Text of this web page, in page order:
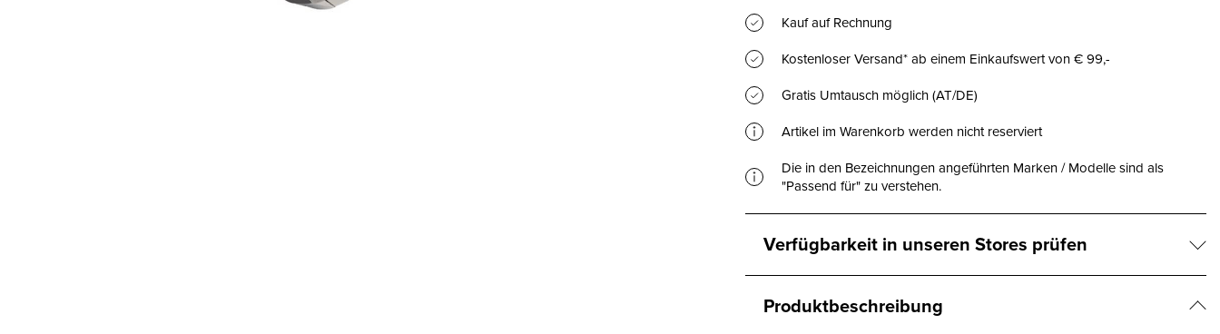
Kauf auf Rechnung
Kostenloser Versand* ab einem Einkaufswert von € 99,-
Gratis Umtausch möglich (AT/DE)
Artikel im Warenkorb werden nicht reserviert
Die in den Bezeichnungen angeführten Marken / Modelle sind als
"Passend für" zu verstehen.
Verfügbarkeit in unseren Stores prüfen
Produktbeschreibung